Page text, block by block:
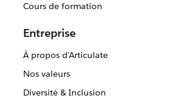
Cours de formation
Entreprise
À propos d'Articulate
Nos valeurs
Diversité & Inclusion